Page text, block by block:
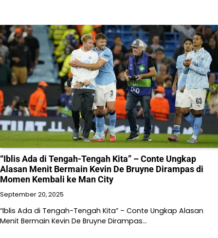
“Iblis Ada di Tengah-Tengah Kita” – Conte Ungkap
Alasan Menit Bermain Kevin De Bruyne Dirampas di
Momen Kembali ke Man City
September 20, 2025
“Iblis Ada di Tengah-Tengah Kita” – Conte Ungkap Alasan
Menit Bermain Kevin De Bruyne Dirampas…